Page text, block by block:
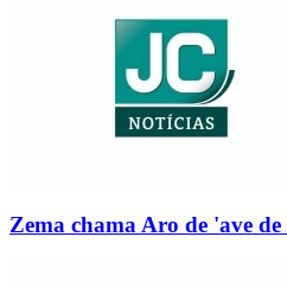
Zema chama Aro de 'ave